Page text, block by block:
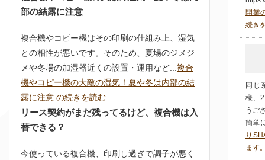
部の結露に注意
複合機やコピー機はその印刷の仕組み上、湿気
との相性が悪いです。そのため、夏場のジメジ
メや冬場の加湿器近くの設置・運用など... 複合
機やコピー機の大敵の湿気！夏や冬は内部の結
露に注意 の続きを読む
リース契約がまだ残ってるけど、複合機は入
替できる？
今使っている複合機、印刷し過ぎで調子が悪く
開業
続き
同じ
様、
うご
簡単
り
ます